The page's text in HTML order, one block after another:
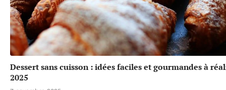
Dessert sans cuisson : idées faciles et gourmandes à
2025